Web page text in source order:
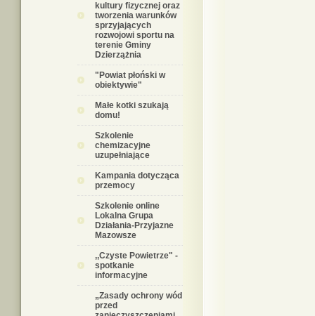
kultury fizycznej oraz
tworzenia warunków
sprzyjających
rozwojowi sportu na
terenie Gminy
Dzierzążnia
"Powiat płoński w
obiektywie"
Małe kotki szukają
domu!
Szkolenie
chemizacyjne
uzupełniające
Kampania dotycząca
przemocy
Szkolenie online
Lokalna Grupa
Działania-Przyjazne
Mazowsze
,,Czyste Powietrze" -
spotkanie
informacyjne
„Zasady ochrony wód
przed